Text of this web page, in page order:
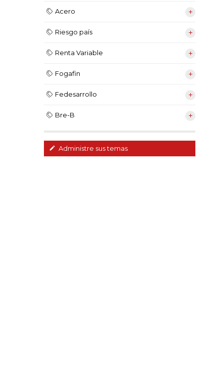
Acero
Riesgo país
Renta Variable
Fogafin
Fedesarrollo
Bre-B
Administre sus temas